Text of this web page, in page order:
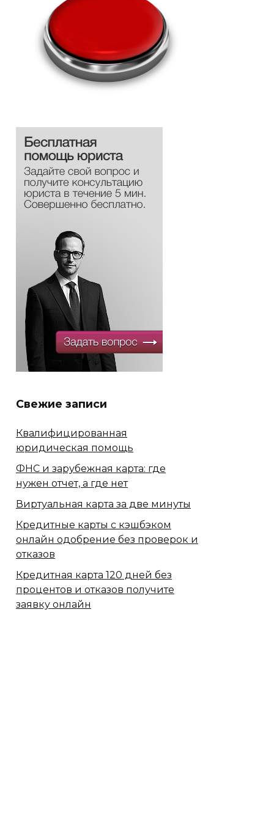
Свежие записи
Квалифицированная
юридическая помощь
ФНС и зарубежная карта: где
нужен отчет, а где нет
Виртуальная карта за две минуты
Кредитные карты с кэшбэком
онлайн одобрение без проверок и
отказов
Кредитная карта 120 дней без
процентов и отказов получите
заявку онлайн